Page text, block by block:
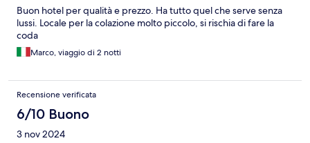
Buon hotel per qualità e prezzo. Ha tutto quel che serve senza
lussi. Locale per la colazione molto piccolo, si rischia di fare la
coda
Marco, viaggio di 2 notti
Recensione verificata
6/10 Buono
3 nov 2024